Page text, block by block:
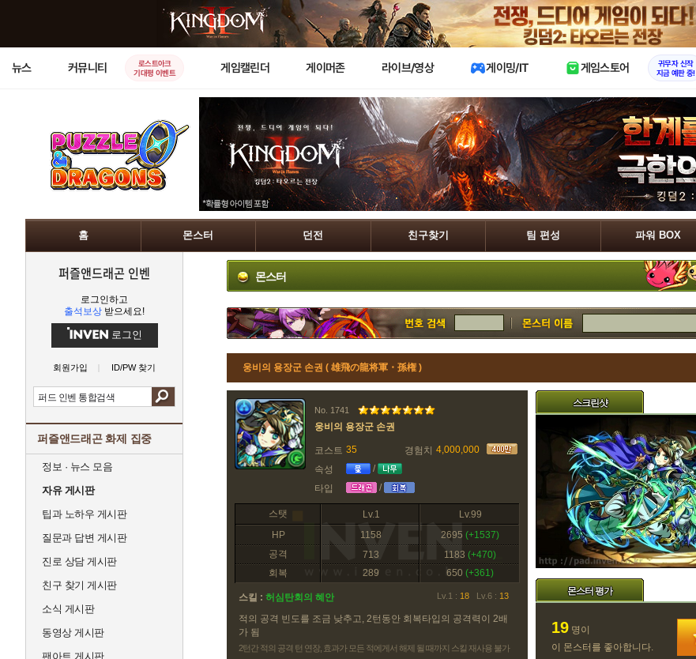
X
뉴스 커뮤니티
로스트아크
기대평 이벤트
게임캘린더 게이머존 라이브/영상 게이밍/IT 게임스토어
귀무자 신작
지금 예판 중!
홈 몬스터 던전 친구찾기 팀 편성 파워 BOX
퍼즐앤드래곤 인벤
로그인하고
출석보상 받으세요!
로그인
회원가입 ID/PW 찾기
퍼즐앤드래곤 화제 집중
정보 · 뉴스 모음
자유 게시판
팁과 노하우 게시판
질문과 답변 게시판
진로 상담 게시판
친구 찾기 게시판
소식 게시판
동영상 게시판
팬아트 게시판
몬스터
웅비의 용장군 손권 ( 雄飛の龍将軍・孫権 )
No. 1741
웅비의 용장군 손권
코스트 35 경험치 4,000,000
속성
/
타입
/
스탯 Lv.1
Lv.99
HP
1158 2695 (+1537)
공격
713 1183 (+470)
회복
289 650 (+361)
스킬 : 허심탄회의 혜안 Lv.1 : 18 Lv.6 : 13
적의 공격 빈도를 조금 낮추고, 2턴동안 회복타입의 공격력이 2배
가 됨
2턴간 적의 공격 턴 연장, 효과가 모든 적에게서 해제 될 때까지 스킬 재사용 불가
스크린샷
몬스터 평가
19 명이
이 몬스터를 좋아합니다.